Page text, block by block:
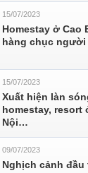
15/07/2023
Homestay ở Cao
hàng chục người
15/07/2023
Xuất hiện làn
homestay, resort
Nội…
09/07/2023
Nghịch cảnh